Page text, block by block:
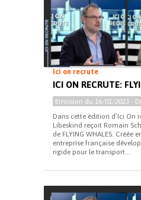
Ici on recrute
ICI ON RECRUTE:
Emission du 16/01/2023 -
Dans cette édition d’Ici On
Libeskind reçoit Romain
de FLYING WHALES. Créée
entreprise française
rigide pour le transport...